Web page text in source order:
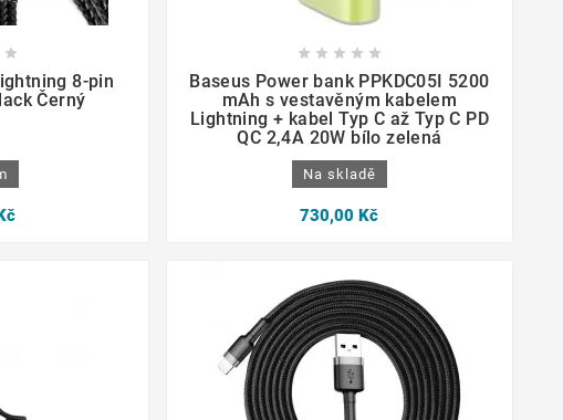

8-pin
Černý
    
Baseus Power bank PPKDC05I 5200
mAh s vestavěným kabelem
Lightning + kabel Typ C až Typ C PD
QC 2,4A 20W bílo zelená
Na skladě
730,00 Kč